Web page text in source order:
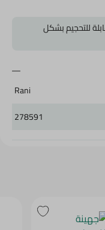
للتحجيم بشكل
Rani
278591